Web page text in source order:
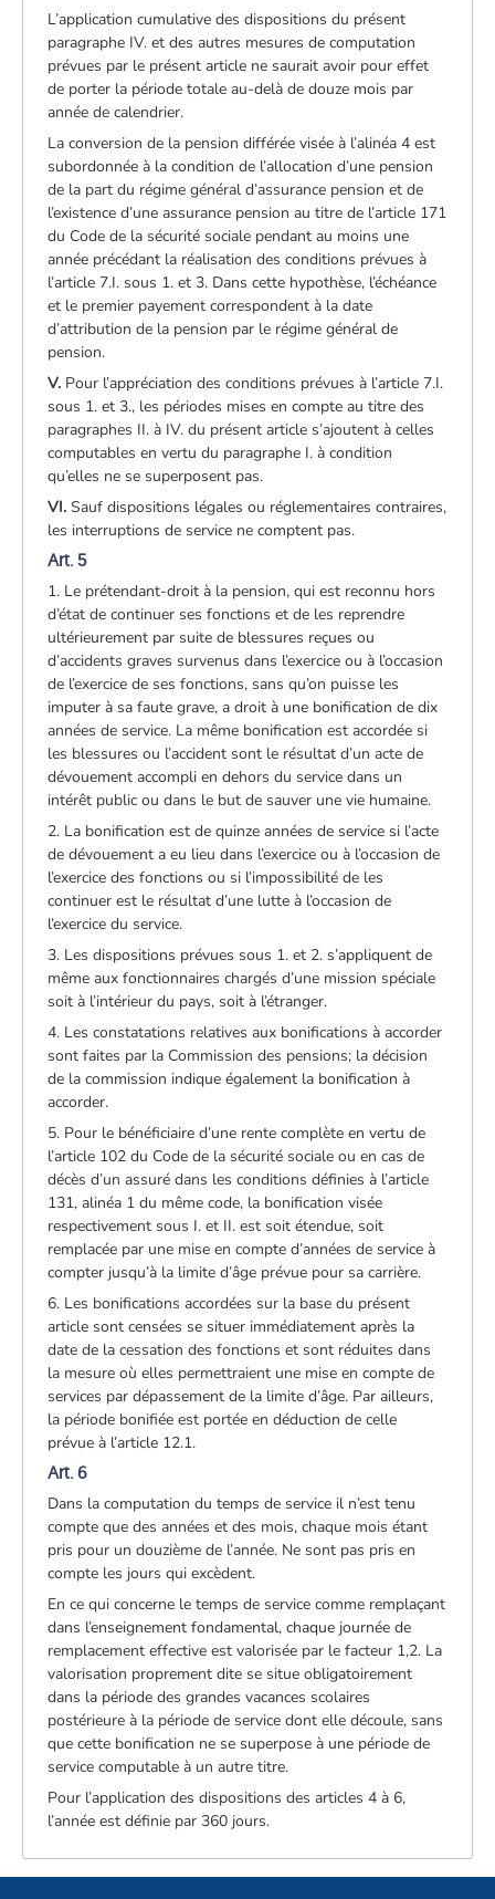
L’application cumulative des dispositions du présent
paragraphe IV. et des autres mesures de computation
prévues par le présent article ne saurait avoir pour effet
de porter la période totale au-delà de douze mois par
année de calendrier.
La conversion de la pension différée visée à l’alinéa 4 est
subordonnée à la condition de l’allocation d’une pension
de la part du régime général d’assurance pension et de
l’existence d’une assurance pension au titre de l’article 171
du Code de la sécurité sociale pendant au moins une
année précédant la réalisation des conditions prévues à
l’article 7.I. sous 1. et 3. Dans cette hypothèse, l’échéance
et le premier payement correspondent à la date
d’attribution de la pension par le régime général de
pension.
V. Pour l’appréciation des conditions prévues à l’article 7.I.
sous 1. et 3., les périodes mises en compte au titre des
paragraphes II. à IV. du présent article s’ajoutent à celles
computables en vertu du paragraphe I. à condition
qu’elles ne se superposent pas.
VI. Sauf dispositions légales ou réglementaires contraires,
les interruptions de service ne comptent pas.
Art. 5
1. Le prétendant-droit à la pension, qui est reconnu hors
d’état de continuer ses fonctions et de les reprendre
ultérieurement par suite de blessures reçues ou
d’accidents graves survenus dans l’exercice ou à l’occasion
de l’exercice de ses fonctions, sans qu’on puisse les
imputer à sa faute grave, a droit à une bonification de dix
années de service. La même bonification est accordée si
les blessures ou l’accident sont le résultat d’un acte de
dévouement accompli en dehors du service dans un
intérêt public ou dans le but de sauver une vie humaine.
2. La bonification est de quinze années de service si l’acte
de dévouement a eu lieu dans l’exercice ou à l’occasion de
l’exercice des fonctions ou si l’impossibilité de les
continuer est le résultat d’une lutte à l’occasion de
l’exercice du service.
3. Les dispositions prévues sous 1. et 2. s’appliquent de
même aux fonctionnaires chargés d’une mission spéciale
soit à l’intérieur du pays, soit à l’étranger.
4. Les constatations relatives aux bonifications à accorder
sont faites par la Commission des pensions; la décision
de la commission indique également la bonification à
accorder.
5. Pour le bénéficiaire d’une rente complète en vertu de
l’article 102 du Code de la sécurité sociale ou en cas de
décès d’un assuré dans les conditions définies à l’article
131, alinéa 1 du même code, la bonification visée
respectivement sous I. et II. est soit étendue, soit
remplacée par une mise en compte d’années de service à
compter jusqu’à la limite d’âge prévue pour sa carrière.
6. Les bonifications accordées sur la base du présent
article sont censées se situer immédiatement après la
date de la cessation des fonctions et sont réduites dans
la mesure où elles permettraient une mise en compte de
services par dépassement de la limite d’âge. Par ailleurs,
la période bonifiée est portée en déduction de celle
prévue à l’article 12.1.
Art. 6
Dans la computation du temps de service il n’est tenu
compte que des années et des mois, chaque mois étant
pris pour un douzième de l’année. Ne sont pas pris en
compte les jours qui excèdent.
En ce qui concerne le temps de service comme remplaçant
dans l’enseignement fondamental, chaque journée de
remplacement effective est valorisée par le facteur 1,2. La
valorisation proprement dite se situe obligatoirement
dans la période des grandes vacances scolaires
postérieure à la période de service dont elle découle, sans
que cette bonification ne se superpose à une période de
service computable à un autre titre.
Pour l’application des dispositions des articles 4 à 6,
l’année est définie par 360 jours.